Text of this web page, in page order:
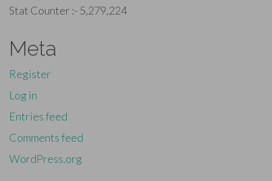
Stat Counter :- 5,279,224
Meta
Register
Log in
Entries feed
Comments feed
WordPress.org